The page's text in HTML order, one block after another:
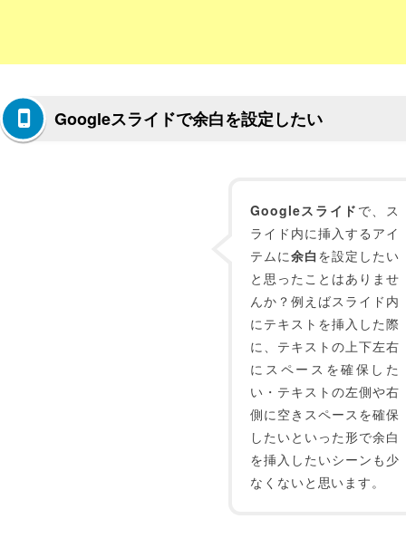
Googleスライドで余白を設定したい
Googleスライド で、ス
ライド内に挿入するアイ
テムに余白 を設定したい
と思ったことはありませ
んか？例えばスライド内
にテキストを挿入した際
に、テキストの上下左右
にスペースを確保した
い・テキストの左側や右
側に空きスペースを確保
したいといった形で余白
を挿入したいシーンも少
なくないと思います。